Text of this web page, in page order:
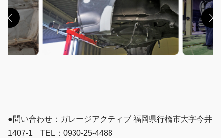
●問い合わせ：ガレージアクティブ 福岡県行橋市大字今井
1407-1 TEL：0930-25-4488